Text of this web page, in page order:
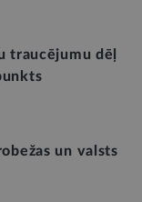
traucējumu dēļ
un valsts